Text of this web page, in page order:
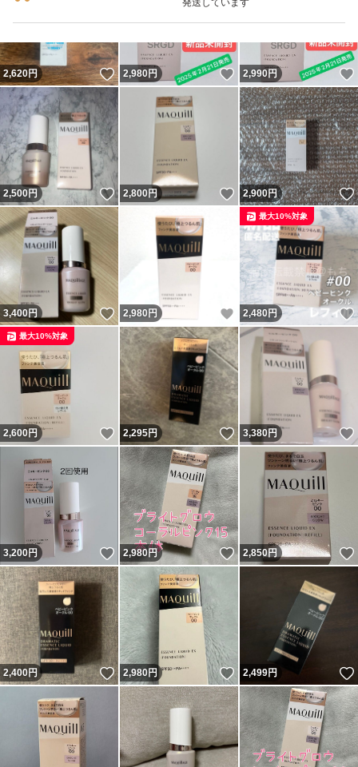
発送しています
2,620円 いいね！
2,980円 いいね！
2,990円
2,500円 いいね！
2,800円 いいね！
2,900円
3,400円 いいね！
2,980 円 いいね！
2,480 円
最大10%対象
2,600円 いいね！
最大10%対象
2,295円 いいね！
3,380円
3,200円 いいね！
2,980円 いいね！
2,850円
2,400円 いいね！
2,980円 いいね！
2,499円